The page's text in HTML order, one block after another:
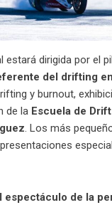
estará dirigida por el
del drifting
y burnout,
de la Escuela de Drift
. Los más
espectáculo de la